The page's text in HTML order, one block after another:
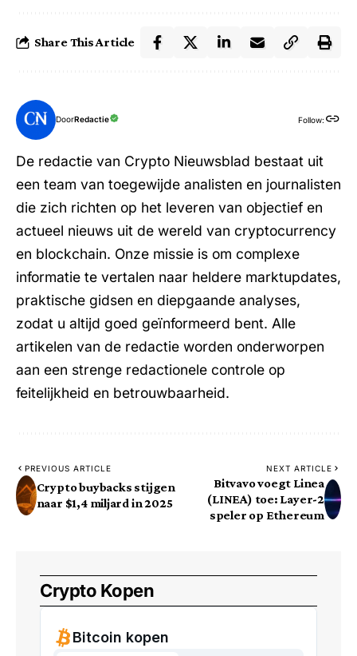
Share This Article
DoorRedactie Follow:
De redactie van Crypto Nieuwsblad bestaat uit
een team van toegewijde analisten en journalisten
die zich richten op het leveren van objectief en
actueel nieuws uit de wereld van cryptocurrency
en blockchain. Onze missie is om complexe
informatie te vertalen naar heldere marktupdates,
praktische gidsen en diepgaande analyses,
zodat u altijd goed geïnformeerd bent. Alle
artikelen van de redactie worden onderworpen
aan een strenge redactionele controle op
feitelijkheid en betrouwbaarheid.
PREVIOUS ARTICLE
Crypto buybacks stijgen
naar $1,4 miljard in 2025
NEXT ARTICLE
Bitvavo voegt Linea
(LINEA) toe: Layer-2
speler op Ethereum
Crypto Kopen